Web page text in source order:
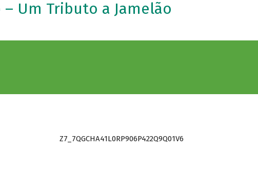
– Um Tributo a Jamelão
Z7_7QGCHA41L0RP906P422Q9Q01V6